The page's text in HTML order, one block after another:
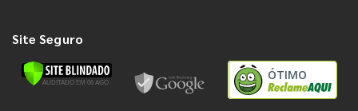
Site Seguro
ÓTIMO